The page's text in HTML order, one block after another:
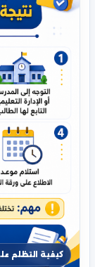
كيفية التظلم على